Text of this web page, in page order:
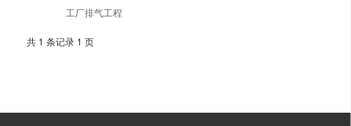
工厂排气工程
共 1 条记录 1 页